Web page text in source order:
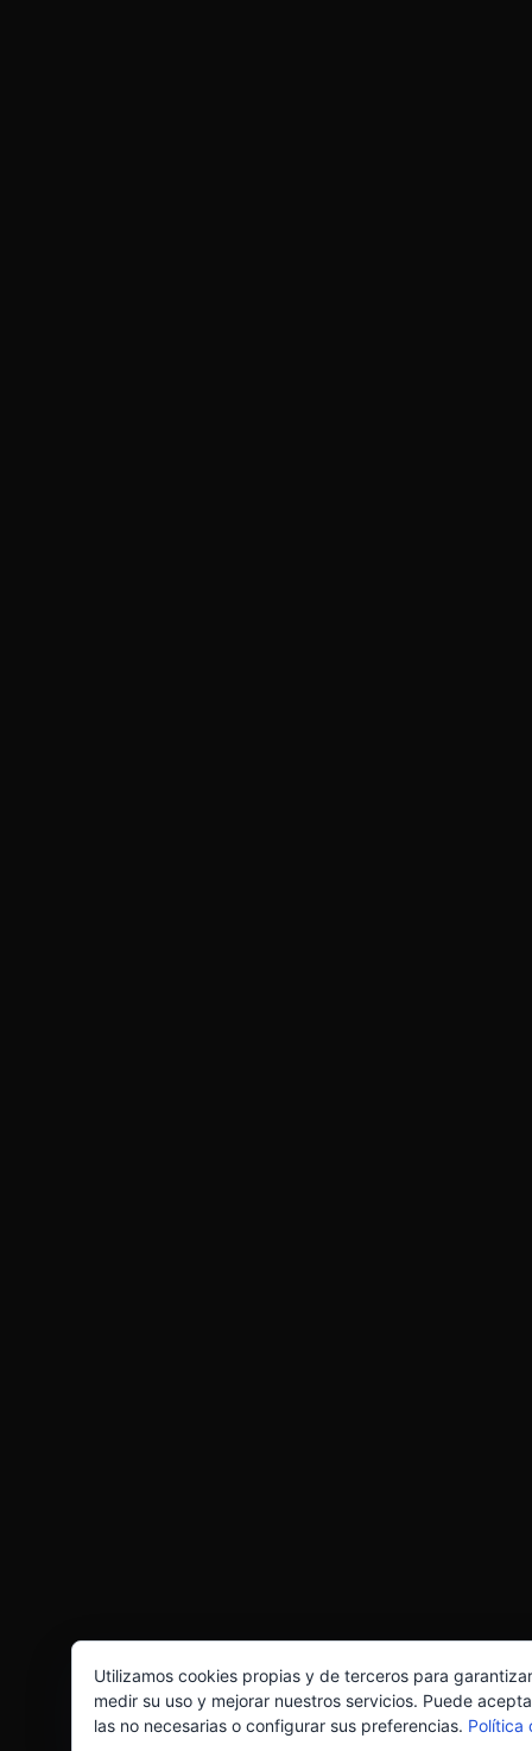
Utilizamos cookies propias y de terceros para
medir su uso y mejorar nuestros servicios. Puede
las no necesarias o configurar sus preferencias. Política